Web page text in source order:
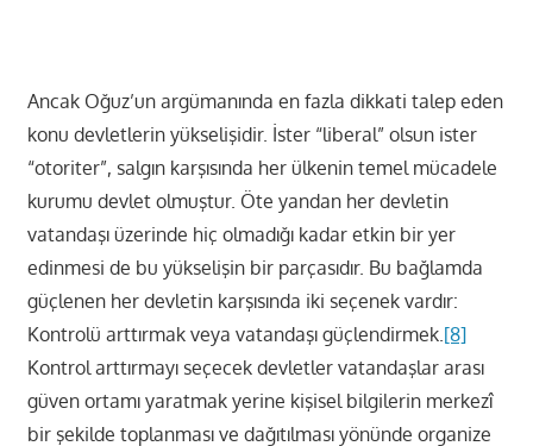
Ancak Oğuz’un argümanında en fazla dikkati talep eden
konu devletlerin yükselişidir. İster “liberal” olsun ister
“otoriter”, salgın karşısında her ülkenin temel mücadele
kurumu devlet olmuştur. Öte yandan her devletin
vatandaşı üzerinde hiç olmadığı kadar etkin bir yer
edinmesi de bu yükselişin bir parçasıdır. Bu bağlamda
güçlenen her devletin karşısında iki seçenek vardır:
Kontrolü arttırmak veya vatandaşı güçlendirmek.[8]
Kontrol arttırmayı seçecek devletler vatandaşlar arası
güven ortamı yaratmak yerine kişisel bilgilerin merkezî
bir şekilde toplanması ve dağıtılması yönünde organize